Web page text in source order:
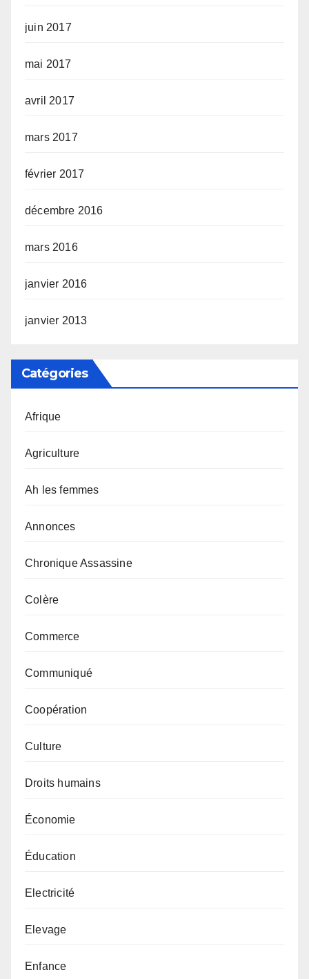
juin 2017
mai 2017
avril 2017
mars 2017
février 2017
décembre 2016
mars 2016
janvier 2016
janvier 2013
Catégories
Afrique
Agriculture
Ah les femmes
Annonces
Chronique Assassine
Colère
Commerce
Communiqué
Coopération
Culture
Droits humains
Économie
Éducation
Electricité
Elevage
Enfance